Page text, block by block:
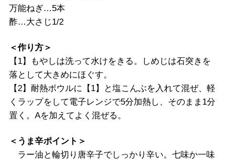
万能ねぎ…5本
酢…大さじ1/2
＜作り方＞
【1】もやしは洗って水けをきる。しめじは石突きを
落として大きめにほぐす。
【2】耐熱ボウルに【1】と塩こんぶを入れて混ぜ、軽
くラップをして電子レンジで5分加熱し、そのまま1分
置く。Aを加えてよく混ぜる。
＜うま辛ポイント＞
ラー油と輪切り唐辛子でしっかり辛い。七味か一味